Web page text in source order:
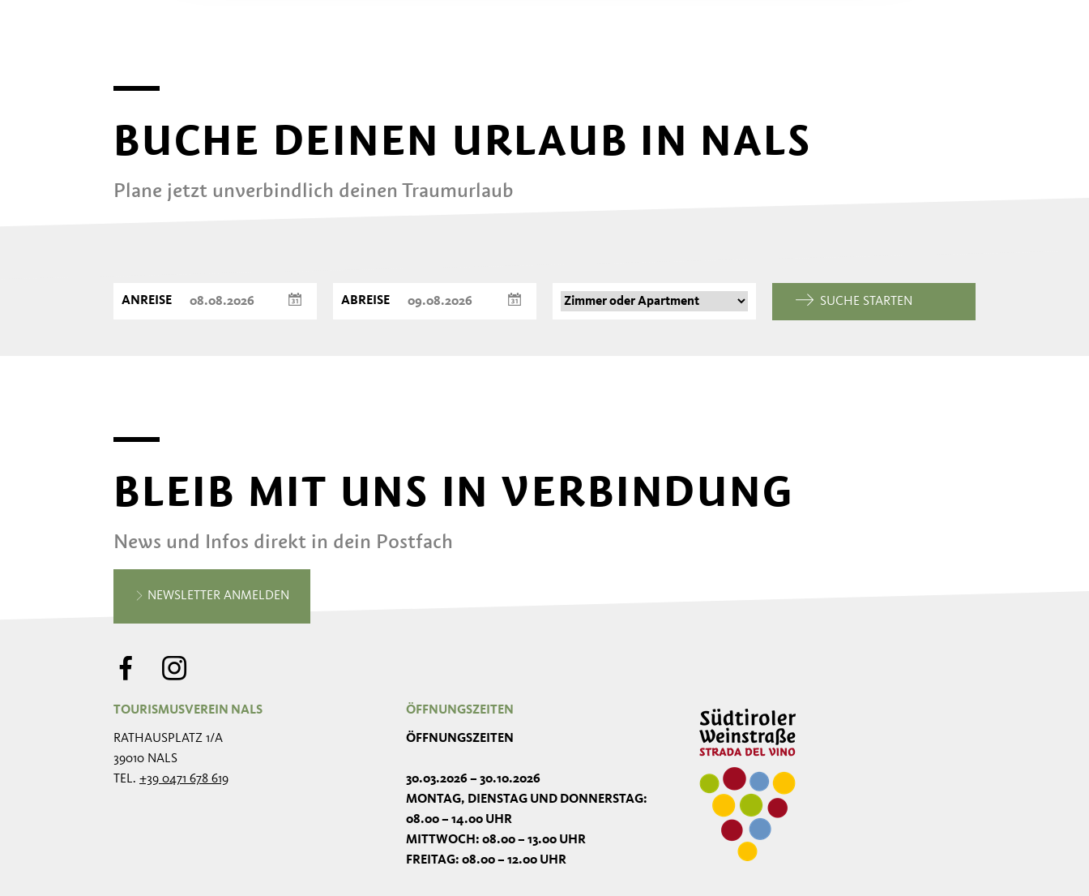
BUCHE DEINEN URLAUB IN NALS
Plane jetzt unverbindlich deinen Traumurlaub
ANREISE ABREISE SUCHE STARTEN
BLEIB MIT UNS IN VERBINDUNG
News und Infos direkt in dein Postfach
NEWSLETTER ANMELDEN
TOURISMUSVEREIN NALS
RATHAUSPLATZ 1/A
39010 NALS
TEL. +39 0471 678 619
ÖFFNUNGSZEITEN
ÖFFNUNGSZEITEN
30.03.2026 – 30.10.2026
MONTAG, DIENSTAG UND DONNERSTAG:
08.00 – 14.00 UHR
MITTWOCH: 08.00 – 13.00 UHR
FREITAG: 08.00 – 12.00 UHR